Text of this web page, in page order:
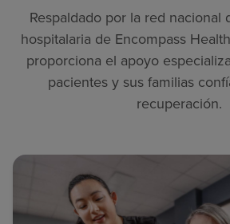
Respaldado por la red nacional
hospitalaria de Encompass
proporciona el apoyo
pacientes y sus familias
recuperación.